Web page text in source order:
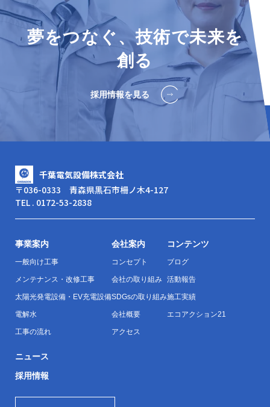
夢をつなぐ、技術で未来を
創る
採用情報を見る
千葉電気設備株式会社
〒036-0333 青森県黒石市柵ノ木4-127
TEL . 0172-53-2838
事業案内
一般向け工事
メンテナンス・改修工事
太陽光発電設備・EV充電設備
電解水
工事の流れ
会社案内
コンセプト
会社の取り組み
SDGsの取り組み
会社概要
アクセス
コンテンツ
ブログ
活動報告
施工実績
エコアクション21
ニュース
採用情報